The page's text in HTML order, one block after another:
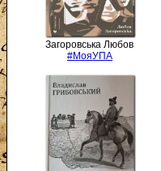
Загоровська Любов
#МояУПА